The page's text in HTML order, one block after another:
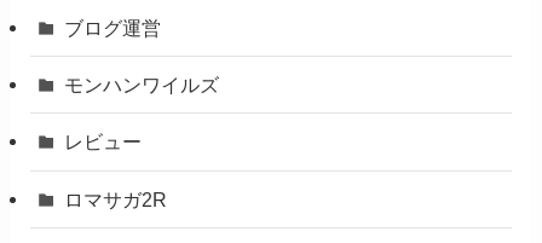
ブログ運営
モンハンワイルズ
レビュー
ロマサガ2R